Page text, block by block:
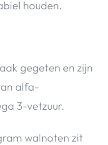
houden.
gegeten en zijn
alfa-
3-vetzuur.
walnoten zit